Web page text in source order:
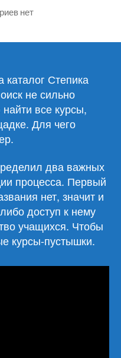
к
парсинга
Степика
(Stepik)
нет
каталог Степика
не сильно
все курсы,
Для чего
два важных
процесса. Первый
нет, значит и
доступ к нему
учащихся. Чтобы
курсы-пустышки.